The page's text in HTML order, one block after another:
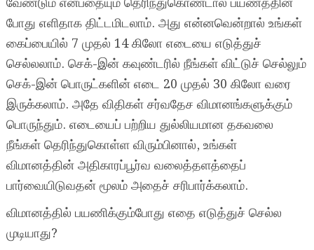
போது எளிதாக திட்டமிடலாம். அது என்னவென்றால் உங்கள்
கைப்பையில் 7 முதல் 14 கிலோ எடையை எடுத்துச்
செல்லலாம். செக்-இன் கவுண்டரில் நீங்கள் விட்டுச் செல்லும்
செக்-இன் பொருட்களின் எடை 20 முதல் 30 கிலோ வரை
இருக்கலாம். அதே விதிகள் சர்வதேச விமானங்களுக்கும்
பொருந்தும். எடையைப் பற்றிய துல்லியமான தகவலை
நீங்கள் தெரிந்துகொள்ள விரும்பினால், உங்கள்
விமானத்தின் அதிகாரப்பூர்வ வலைத்தளத்தைப்
பார்வையிடுவதன் மூலம் அதைச் சரிபார்க்கலாம்.
விமானத்தில் பயணிக்கும்போது எதை எடுத்துச் செல்ல
முடியாது?